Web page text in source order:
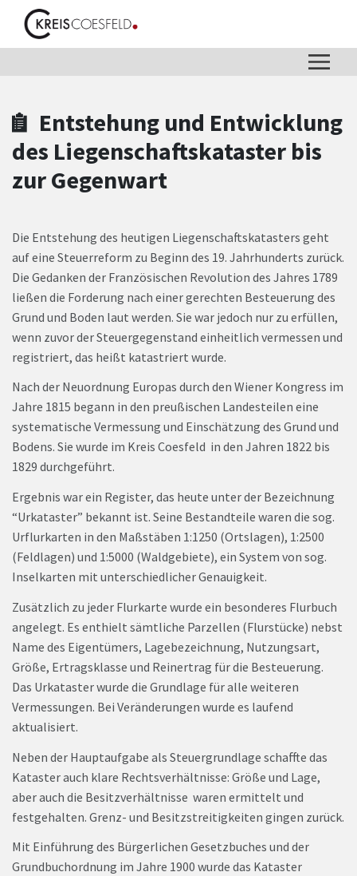
Zum Header
Zum Hauptinhalt
Zum Footer
Zum Hauptinhalt springen
Entstehung und Entwicklung
des Liegenschaftskataster bis
zur Gegenwart
Die Entstehung des heutigen Liegenschaftskatasters geht
auf eine Steuerreform zu Beginn des 19. Jahrhunderts zurück.
Die Gedanken der Französischen Revolution des Jahres 1789
ließen die Forderung nach einer gerechten Besteuerung des
Grund und Boden laut werden. Sie war jedoch nur zu erfüllen,
wenn zuvor der Steuergegenstand einheitlich vermessen und
registriert, das heißt katastriert wurde.
Nach der Neuordnung Europas durch den Wiener Kongress im
Jahre 1815 begann in den preußischen Landesteilen eine
systematische Vermessung und Einschätzung des Grund und
Bodens. Sie wurde im Kreis Coesfeld in den Jahren 1822 bis
1829 durchgeführt.
Ergebnis war ein Register, das heute unter der Bezeichnung
“Urkataster” bekannt ist. Seine Bestandteile waren die sog.
Urflurkarten in den Maßstäben 1:1250 (Ortslagen), 1:2500
(Feldlagen) und 1:5000 (Waldgebiete), ein System von sog.
Inselkarten mit unterschiedlicher Genauigkeit.
Zusätzlich zu jeder Flurkarte wurde ein besonderes Flurbuch
angelegt. Es enthielt sämtliche Parzellen (Flurstücke) nebst
Name des Eigentümers, Lagebezeichnung, Nutzungsart,
Größe, Ertragsklasse und Reinertrag für die Besteuerung.
Das Urkataster wurde die Grundlage für alle weiteren
Vermessungen. Bei Veränderungen wurde es laufend
aktualisiert.
Neben der Hauptaufgabe als Steuergrundlage schaffte das
Kataster auch klare Rechtsverhältnisse: Größe und Lage,
aber auch die Besitzverhältnisse waren ermittelt und
festgehalten. Grenz- und Besitzstreitigkeiten gingen zurück.
Mit Einführung des Bürgerlichen Gesetzbuches und der
Grundbuchordnung im Jahre 1900 wurde das Kataster